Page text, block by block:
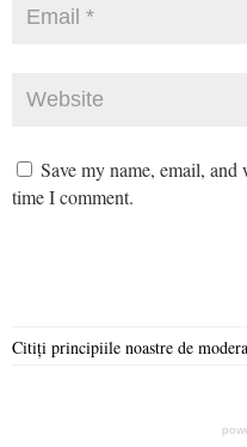
Save my name, email,
time I comment.
Citiți principiile noastre de